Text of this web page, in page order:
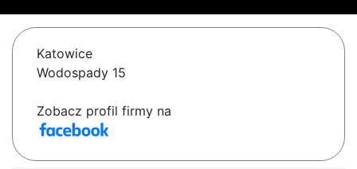
Katowice
Wodospady 15
Zobacz profil firmy na